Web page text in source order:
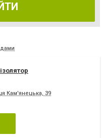
Кам'янецька, 39